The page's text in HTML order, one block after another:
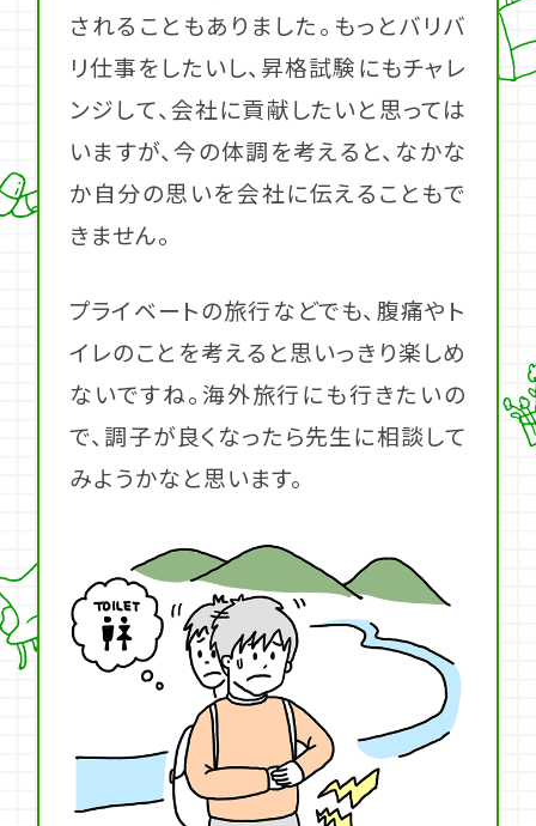
されることもありました。もっとバリバ
リ仕事をしたいし、昇格試験にもチャレ
ンジして、会社に貢献したいと思っては
いますが、今の体調を考えると、なかな
か自分の思いを会社に伝えることもで
きません。
プライベートの旅行などでも、腹痛やト
イレのことを考えると思いっきり楽しめ
ないですね。海外旅行にも行きたいの
で、調子が良くなったら先生に相談して
みようかなと思います。